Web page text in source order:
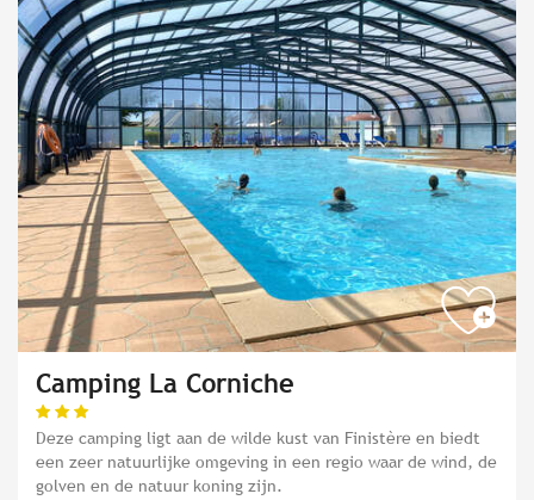
Camping La Corniche
Deze camping ligt aan de wilde kust van Finistère en biedt
een zeer natuurlijke omgeving in een regio waar de wind, de
golven en de natuur koning zijn.